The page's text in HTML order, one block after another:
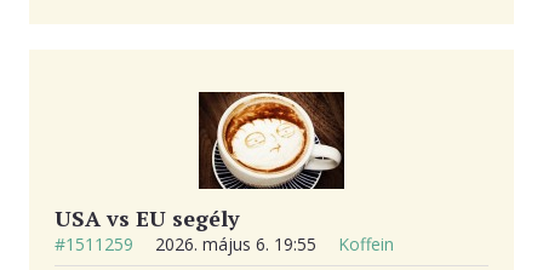
USA vs EU segély
#1511259 2026. május 6. 19:55 Koffein